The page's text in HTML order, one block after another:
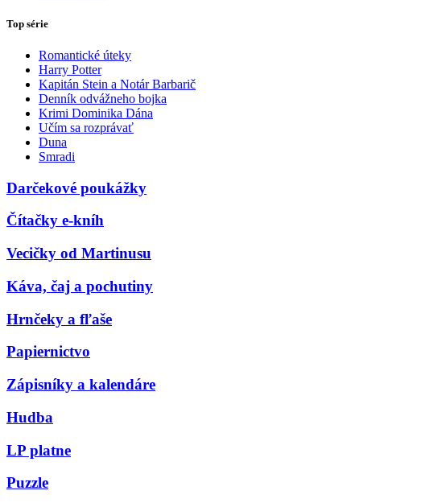
Top série
Romantické úteky
Harry Potter
Kapitán Stein a Notár Barbarič
Denník odvážneho bojka
Krimi Dominika Dána
Učím sa rozprávať
Duna
Smradi
Darčekové poukážky
Čítačky e-kníh
Vecičky od Martinusu
Káva, čaj a pochutiny
Hrnčeky a fľaše
Papiernictvo
Zápisníky a kalendáre
Hudba
LP platne
Puzzle